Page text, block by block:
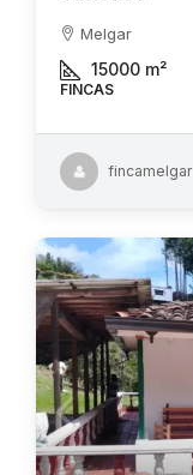
Melgar
15000 m²
FINCAS
fincamelgar